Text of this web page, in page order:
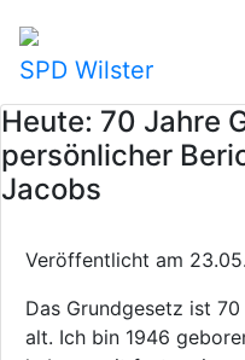
SPD Wilster
Heute: 70 Jahre
persönlicher
Jacobs
Veröffentlicht am
Das Grundgesetz ist
alt. Ich bin 1946